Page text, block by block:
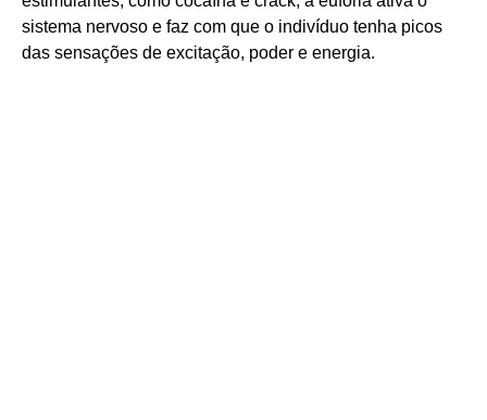
sistema nervoso e faz com que o indivíduo tenha picos
das sensações de excitação, poder e energia.